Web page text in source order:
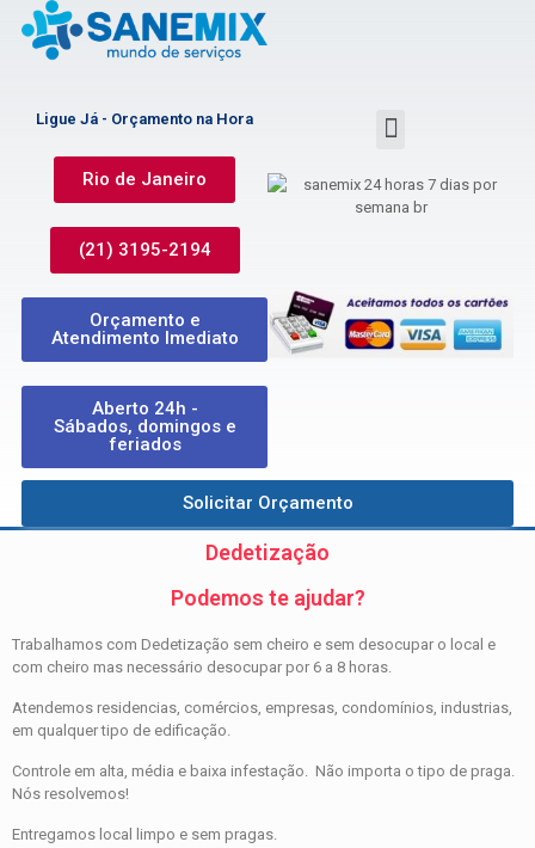
Ligue Já - Orçamento na Hora
Rio de Janeiro
(21) 3195-2194
Orçamento e
Atendimento Imediato
Aberto 24h -
Sábados, domingos e
feriados
Solicitar Orçamento
Dedetização
Podemos te ajudar?
Trabalhamos com Dedetização sem cheiro e sem desocupar o local e
com cheiro mas necessário desocupar por 6 a 8 horas.
Atendemos residencias, comércios, empresas, condomínios, industrias,
em qualquer tipo de edificação.
Controle em alta, média e baixa infestação. Não importa o tipo de praga.
Nós resolvemos!
Entregamos local limpo e sem pragas.